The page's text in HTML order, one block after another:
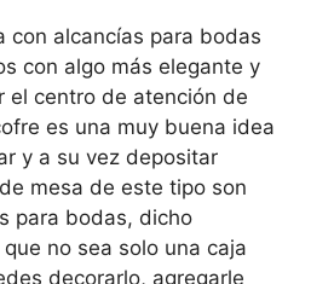
con algo más elegante y
el centro de atención de
es una muy buena idea
y a su vez depositar
mesa de este tipo son
para bodas, dicho
no sea solo una caja
decorarlo, agregarle